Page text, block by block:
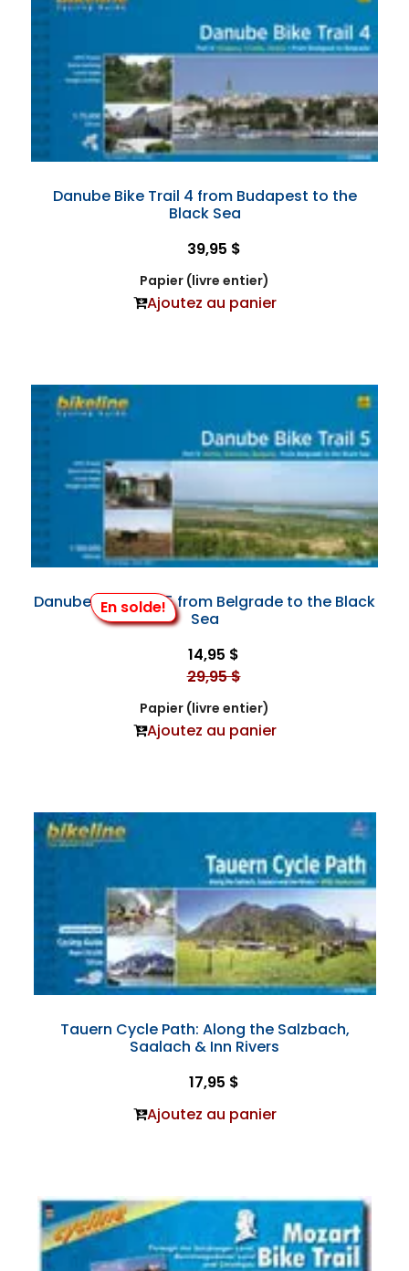
Danube Bike Trail 4 from Budapest to the
Black Sea
39,95 $
Papier (livre entier)
Ajoutez au panier
En solde!
Danube Bike Trail 5 from Belgrade to the Black
Sea
14,95 $
29,95 $
Papier (livre entier)
Ajoutez au panier
Tauern Cycle Path: Along the Salzbach,
Saalach & Inn Rivers
17,95 $
Ajoutez au panier